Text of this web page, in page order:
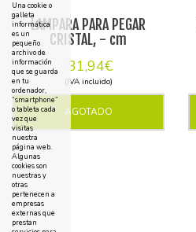
LAMPARA PARA PEGAR
CRISTAL, - cm
31,94€
(IVA incluido)
AGOTADO
Una cookie o
galleta
informática
es un
pequeño
archivo de
información
que se guarda
en tu
ordenador,
“smartphone”
o tableta cada
vez que
visitas
nuestra
página web.
Algunas
cookies son
nuestras y
otras
pertenecen a
empresas
externas que
prestan